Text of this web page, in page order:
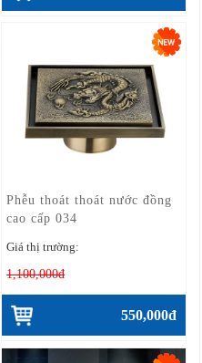
Phễu thoát thoát nước đồng
cao cấp 034
Giá thị trường:
1,100,000đ
550,000đ